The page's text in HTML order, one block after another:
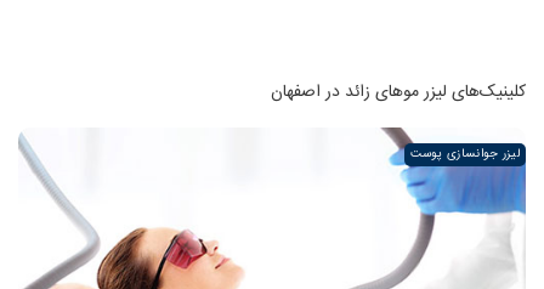
کلینیک‌های لیزر موهای زائد در اصفهان
لیزر جوانسازی پوست